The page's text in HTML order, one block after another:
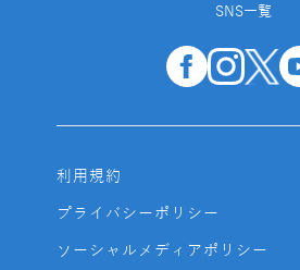
SNS一覧
利用規約
プライバシーポリシー
ソーシャルメディアポリシー